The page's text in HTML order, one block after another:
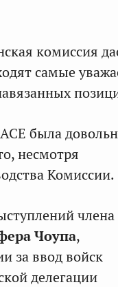
комиссия
самые
была
несмотря
Комиссии.
члена
Чоупа,
за ввод войск
делегации